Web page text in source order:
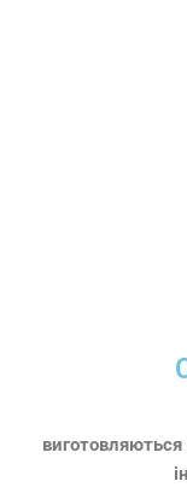
виготовляються